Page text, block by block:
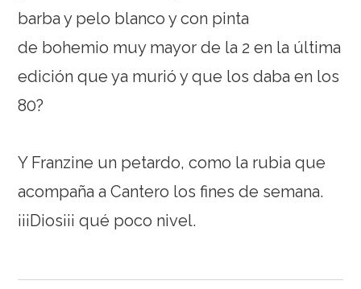
barba y pelo blanco y con pinta
de bohemio muy mayor de la 2 en la última
edición que ya murió y que los daba en los
80?
Y Franzine un petardo, como la rubia que
acompaña a Cantero los fines de semana.
¡¡¡Dios¡¡¡ qué poco nivel.